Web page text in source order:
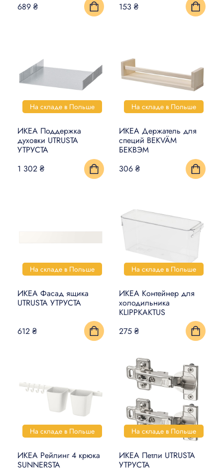
689 ₴ 153 ₴
На складе в Польше
ИКЕА Поддержка
духовки UTRUSTA
УТРУСТА
1 302 ₴
На складе в Польше
ИКЕА Держатель для
специй BEKVÄM
БЕКВЭМ
306 ₴
На складе в Польше
ИКЕА Фасад ящика
UTRUSTA УТРУСТА
612 ₴
На складе в Польше
ИКЕА Контейнер для
холодильника
KLIPPKAKTUS
275 ₴
На складе в Польше
ИКЕА Рейлинг 4 крюка
SUNNERSTA
На складе в Польше
ИКЕА Петли UTRUSTA
УТРУСТА